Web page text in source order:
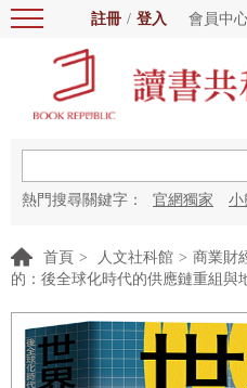
註冊 / 登入 會員中
熱門搜尋關鍵字： 官網獨家 小
首頁 > 人文社科館 > 商業財
的：後全球化時代的供應鏈重組與